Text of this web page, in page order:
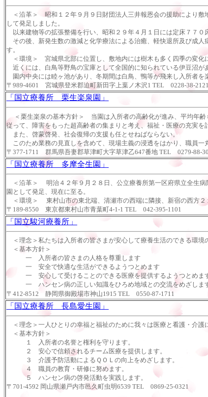
＜沿革＞ 昭和１２年９月９日財団法人三井報恩会の援助により敷
して発足しました。
以来建物等の拡張整備を行い、昭和２９年４月１日には定床７７０
その後、新発生数の激減と化学療法による治癒、軽快退所及び成
す。
＜環境＞ 宮城県北部に位置し、敷地内には樹木も多く四季の変化
近くには、白鳥等野鳥の宝庫として全国的に知られている伊豆沼が
園内中央には睦ヶ池があり、冬期間は白鳥、鴨等が飛来し入所者を
〒989-4601 宮城県登米郡迫町新田字上葉ノ木沢1 TEL 0228-38-2121
「国立療養所 栗生楽泉園」
＜栗生楽泉の基本方針＞
当園は入所者の高齢化が進み、平均年齢
従って、障害をもった超高齢者の集まりと考え、福祉・医療の充実を
また、啓蒙啓発、社会復帰の支援も任とせねばならない。
このため業務の見直しを含めて、現場主義の浸透をはかり、職員一
〒377-1711 群馬県吾妻郡草津町大字草津乙647番地 TEL 0279-88-
「国立療養所 多摩全生園」
＜沿革＞ 明治４２年９月２８日、公立療養所第一区府県立全生
園として発足、現在に至る。
＜環境＞
東村山市の東北端、清瀬市の西端に隣接、新宿の西方２
〒189-8550 東京都東村山市青葉町4-1-1 TEL 042-395-1101
「国立駿河療養所」
＜理念＞私たちは入所者の皆さまが安心して療養生活のできる環境
＜基本方針＞
一 入所者の皆さまの人格を尊重します
一 安全で快適な生活ができるようつとめます
一 安心して受けることのできる医療を提供するようつとめま
一 ハンセン病の正しい知識をひろめ地域との交流をめざしま
〒412-8512 静岡県御殿場市神山1915 TEL 0550-87-1711
「国立療養所 長島愛生園」
＜理念＞一人ひとりの幸福と福祉のために我々は医療と看護・介護
＜基本方針＞
１ 入所者の名誉と権利を守ります。
２ 安心で信頼されるチーム医療を提供します。
３ 介護予防活動によるＱＯＬの向上をめざします。
４ 職員の教育・研修に努めます。
５ ハンセン病の啓発活動を実践します。
〒701-4592 岡山県瀬戸内市邑久町虫明6539 TEL 0869-25-0321